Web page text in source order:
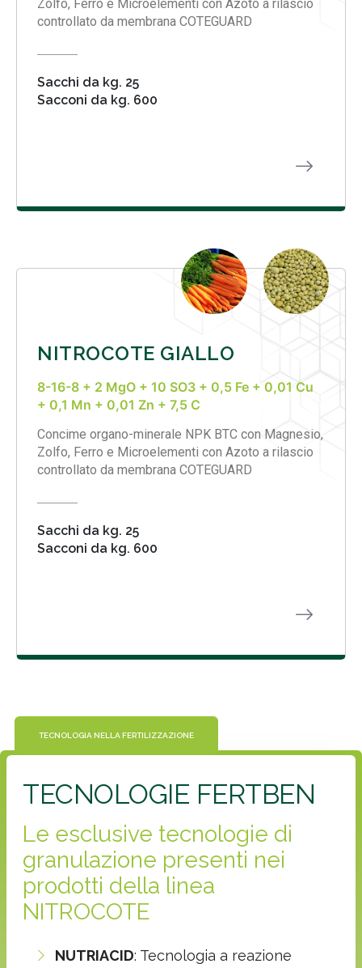
Zolfo, Ferro e Microelementi con Azoto a rilascio
controllato da membrana COTEGUARD
Sacchi da kg. 25
Sacconi da kg. 600
NITROCOTE GIALLO
8-16-8 + 2 MgO + 10 SO3 + 0,5 Fe + 0,01 Cu
+ 0,1 Mn + 0,01 Zn + 7,5 C
Concime organo-minerale NPK BTC con Magnesio,
Zolfo, Ferro e Microelementi con Azoto a rilascio
controllato da membrana COTEGUARD
Sacchi da kg. 25
Sacconi da kg. 600
TECNOLOGIA NELLA FERTILIZZAZIONE
TECNOLOGIE FERTBEN
Le esclusive tecnologie di
granulazione presenti nei
prodotti della linea
NITROCOTE
NUTRIACID: Tecnologia a reazione